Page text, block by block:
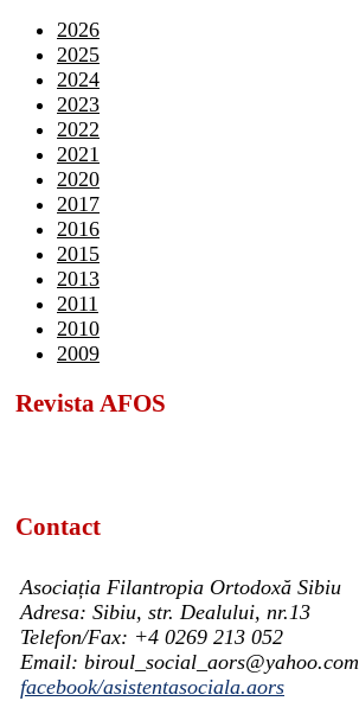
2026
2025
2024
2023
2022
2021
2020
2017
2016
2015
2013
2011
2010
2009
Revista AFOS
Contact
Asociația Filantropia Ortodoxă Sibiu
Adresa: Sibiu, str. Dealului, nr.13
Telefon/Fax: +4 0269 213 052
Email: biroul_social_aors@yahoo.com
facebook/asistentasociala.aors